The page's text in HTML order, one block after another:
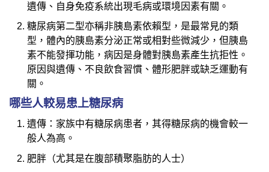
遺傳、自身免疫系統出現毛病或環境因素有關。
糖尿病第二型亦稱非胰島素依賴型，是最常見的類
型，體內的胰島素分泌正常或相對些微減少，但胰島
素不能發揮功能，病因是身體對胰島素產生抗拒性。
原因與遺傳、不良飲食習慣、體形肥胖或缺乏運動有
關。
哪些人較易患上糖尿病
遺傳：家族中有糖尿病患者，其得糖尿病的機會較一
般人為高。
肥胖（尤其是在腹部積聚脂肪的人士）